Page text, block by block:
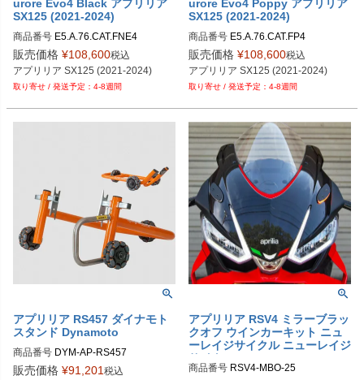
urore Evo4 Black アプリリア
SX125 (2021-2024)
商品番号 E5.A.76.CAT.FNE4
販売価格 ¥108,600税込
アプリリア SX125 (2021-2024)
4-8週間
urore Evo4 Poppy アプリリア
SX125 (2021-2024)
商品番号 E5.A.76.CAT.FP4
販売価格 ¥108,600税込
アプリリア SX125 (2021-2024)
4-8週間
アプリリア RS457 ダイナモト
スタンド Dynamoto
商品番号 DYM-AP-RS457
DYM-AP-RS457-FR-OR：前後セッ
販売価格 ¥91,201税込
アプリリア RSV4 ミラーブラッ
クオフ ウインカーキット ニュ
ーレイジサイクル ニューレイジ
サイクル
商品番号